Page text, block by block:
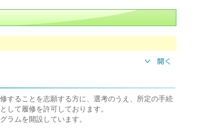
することを志願する方に、選考のうえ、所定の手続
して履修を許可しております。
ラムを開設しています。